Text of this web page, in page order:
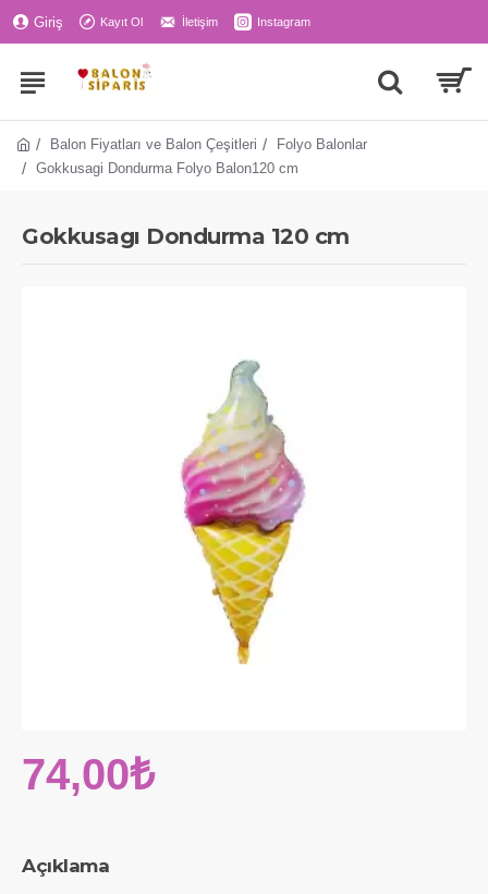
Giriş Kayıt Ol İletişim Instagram
Balon Fiyatları ve Balon Çeşitleri
Folyo Balonlar
Gokkusagi Dondurma Folyo Balon120 cm
Gokkusagı Dondurma 120 cm
Açıklama
74,00₺